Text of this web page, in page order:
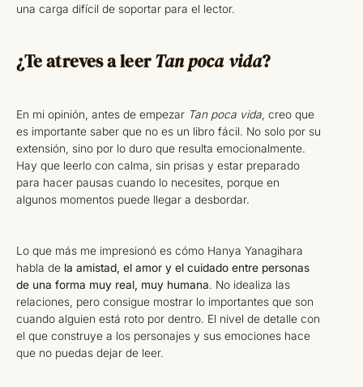
una carga difícil de soportar para el lector.
¿Te atreves a leerTan poca vida?
En mi opinión, antes de empezar Tan poca vida , creo que
es importante saber que no es un libro fácil. No solo por su
extensión, sino por lo duro que resulta emocionalmente.
Hay que leerlo con calma, sin prisas y estar preparado
para hacer pausas cuando lo necesites, porque en
algunos momentos puede llegar a desbordar.
Lo que más me impresionó es cómo Hanya Yanagihara
habla de la amistad, el amor y el cuidado entre personas
de una forma muy real, muy humana. No idealiza las
relaciones, pero consigue mostrar lo importantes que son
cuando alguien está roto por dentro. El nivel de detalle con
el que construye a los personajes y sus emociones hace
que no puedas dejar de leer.